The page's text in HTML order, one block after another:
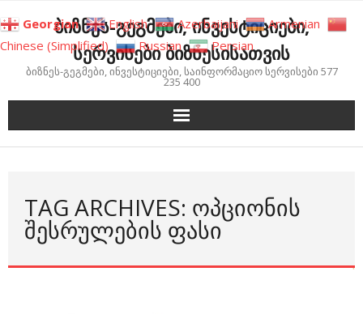
to
content
ბიზნეს-გეგმები, ინვესტიციები,
სერვისები ბიზნესისათვის
ბიზნეს-გეგმები, ინვესტიციები, საინფორმაციო სერვისები 577
235 400
TAG ARCHIVES: ᲝᲞᲪᲘᲝᲜᲘᲡ
ᲨᲔᲡᲠᲣᲚᲔᲑᲘᲡ ᲤᲐᲡᲘ
Georgian English Azerbaijani
Armenian
Chinese (Simplified)
Russian Persian